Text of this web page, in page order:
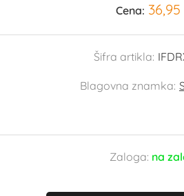
Cena:
Šifra artikla:
Blagovna znamka:
Zaloga: na